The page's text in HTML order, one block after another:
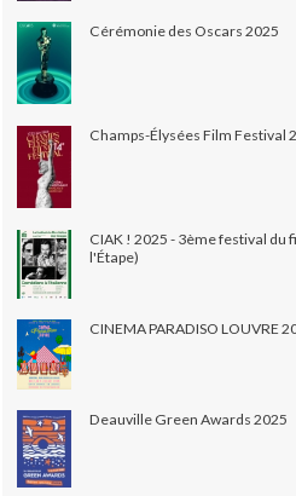
Cérémonie des Oscars 2025
Champs-Élysées Film Festival
CIAK ! 2025 - 3ème festival du
l'Étape)
CINEMA PARADISO LOUVRE
Deauville Green Awards 2025